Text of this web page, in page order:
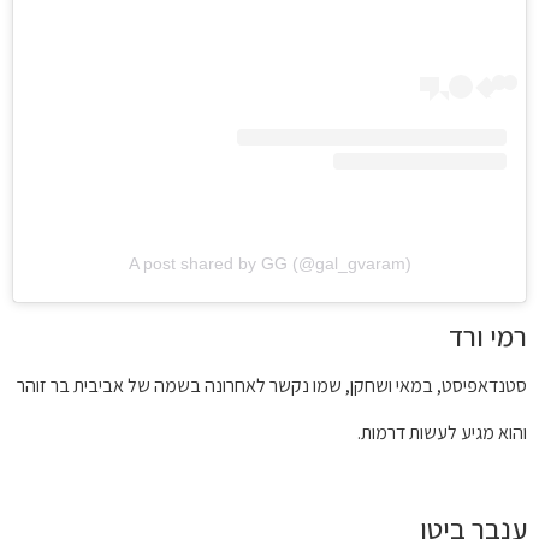
A post shared by GG (@gal_gvaram)
רמי ורד
סטנדאפיסט, במאי ושחקן, שמו נקשר לאחרונה בשמה של אביבית בר זוהר
והוא מגיע לעשות דרמות.
ענבר ביטן